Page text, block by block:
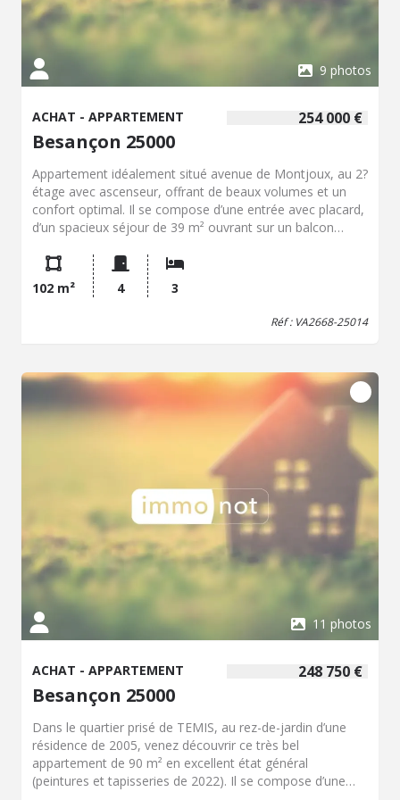
georisques.gouv.fr.
9 photos
254 000 €
ACHAT - APPARTEMENT
Besançon 25000
Appartement idéalement situé avenue de Montjoux, au 2?
étage avec ascenseur, offrant de beaux volumes et un
confort optimal. Il se compose d’une entrée avec placard,
d’un spacieux séjour de 39 m² ouvrant sur un balcon
entièrement équipée de marque Rognon, de trois
chambres dont deux avec placards intégrés, d’une
buanderie, d’un WC séparé et d’une salle d’eau.
L’appartement est vendu avec une cave et bénéficie d’un
L’ensemble est en parfait état, aucun travaux à prévoir,
appartement habitable immédiatement. Honoraires inclus
de 5.83% TTC à la charge de l'acquéreur. Prix hors
honoraires 240 000 €. Dans une copropriété de 296 lots.
Aucune procédure n'est en cours. Classe énergie C,
Classe climat C Montant moyen estimé des dépenses
annuelles d'énergie pour un usage standard, établi à partir
des prix de l'énergie de l'année 2021 : entre 690.00 et
1000.00 €. Les informations sur les risques auxquels ce
bien est exposé sont disponibles sur le site Géorisques :
georisques.gouv.fr.
102 m² 4 3
Réf : VA2668-25014
11 photos
248 750 €
ACHAT - APPARTEMENT
Besançon 25000
Dans le quartier prisé de TEMIS, au rez-de-jardin d’une
résidence de 2005, venez découvrir ce très bel
appartement de 90 m² en excellent état général
(peintures et tapisseries de 2022). Il se compose d’une